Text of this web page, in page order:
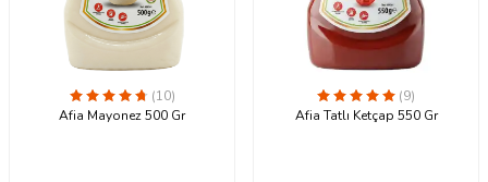
(10)
Afia Mayonez 500 Gr
(9)
Afia Tatlı Ketçap 550 Gr